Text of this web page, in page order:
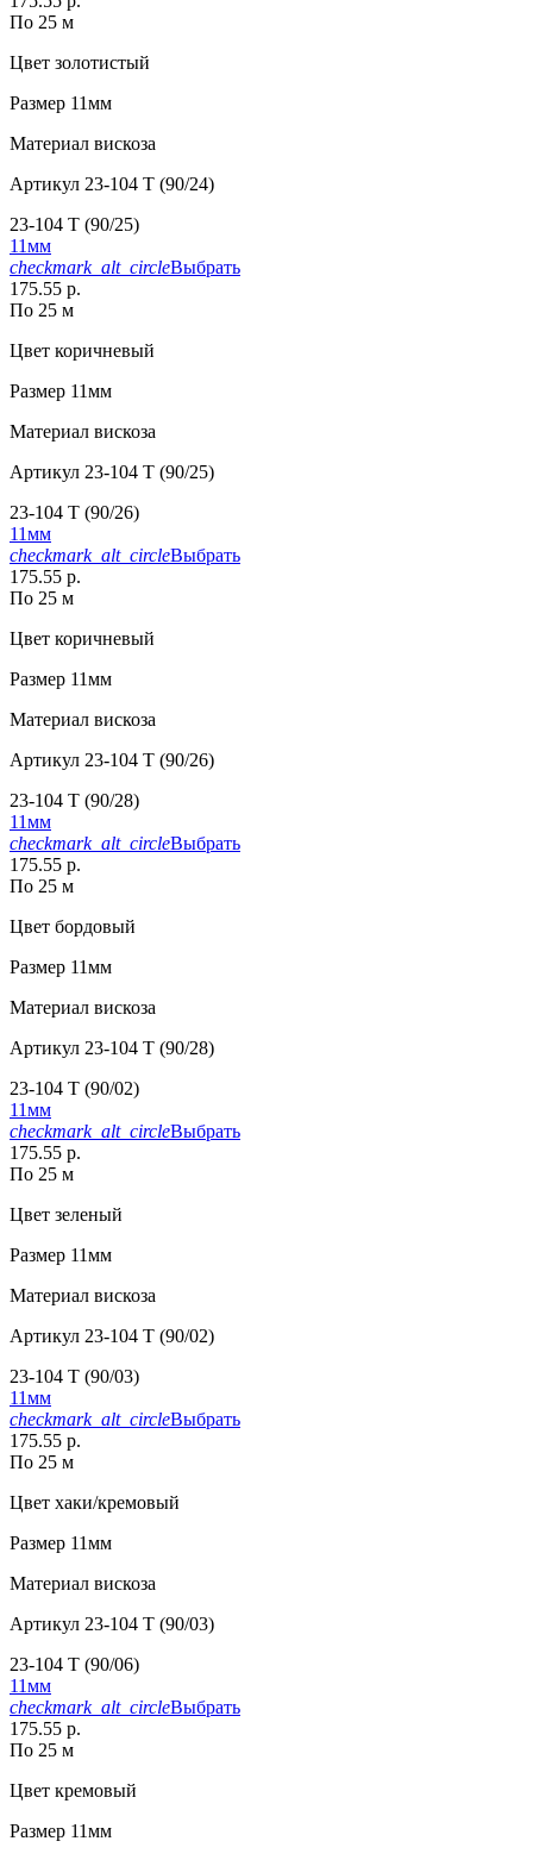
По 25 м
Цвет золотистый
Размер 11мм
Материал вискоза
Артикул 23-104 T (90/24)
23-104 T (90/25)
11мм
checkmark_alt_circleВыбрать
175.55 р.
По 25 м
Цвет коричневый
Размер 11мм
Материал вискоза
Артикул 23-104 T (90/25)
23-104 T (90/26)
11мм
checkmark_alt_circleВыбрать
175.55 р.
По 25 м
Цвет коричневый
Размер 11мм
Материал вискоза
Артикул 23-104 T (90/26)
23-104 T (90/28)
11мм
checkmark_alt_circleВыбрать
175.55 р.
По 25 м
Цвет бордовый
Размер 11мм
Материал вискоза
Артикул 23-104 T (90/28)
23-104 T (90/02)
11мм
checkmark_alt_circleВыбрать
175.55 р.
По 25 м
Цвет зеленый
Размер 11мм
Материал вискоза
Артикул 23-104 T (90/02)
23-104 T (90/03)
11мм
checkmark_alt_circleВыбрать
175.55 р.
По 25 м
Цвет хаки/кремовый
Размер 11мм
Материал вискоза
Артикул 23-104 T (90/03)
23-104 T (90/06)
11мм
checkmark_alt_circleВыбрать
175.55 р.
По 25 м
Цвет кремовый
Размер 11мм